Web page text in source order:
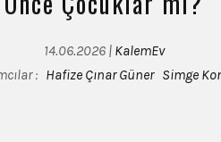
14.06.2026 | KalemEv
: Hafize Çınar Güner Simge